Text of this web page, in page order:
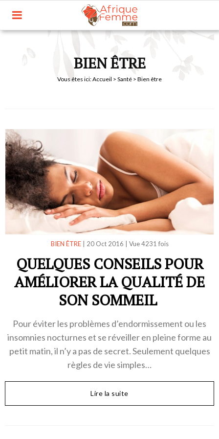
BIEN ÊTRE
Vous êtes ici:Accueil > Santé > Bien être
BIEN ÊTRE| 20 Oct 2016 Vue 4231 fois
QUELQUES CONSEILS POUR
AMÉLIORER LA QUALITÉ DE
SON SOMMEIL
Pour éviter les problèmes d’endormissement ou les
insomnies nocturnes et se réveiller en pleine forme au
petit matin, il n’y a pas de secret. Seulement quelques
règles de vie simples…
Lire la suite